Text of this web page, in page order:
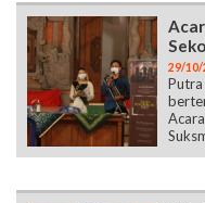
29/10/